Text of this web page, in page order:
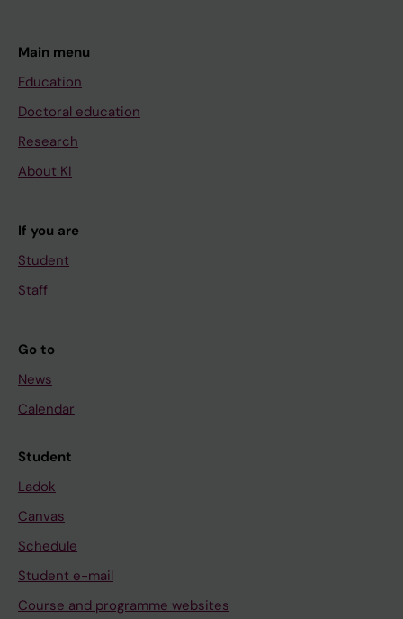
Main menu
Education
Doctoral education
Research
About KI
If you are
Student
Staff
Go to
News
Calendar
Student
Ladok
Canvas
Schedule
Student e-mail
Course and programme websites